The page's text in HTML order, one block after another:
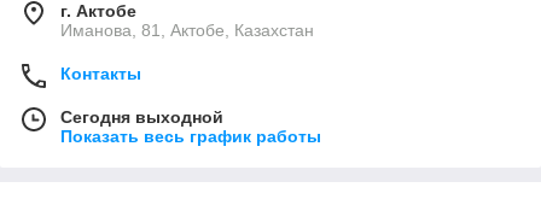
г. Актобе
Иманова, 81, Актобе, Казахстан
Контакты
Сегодня выходной
Показать весь график работы